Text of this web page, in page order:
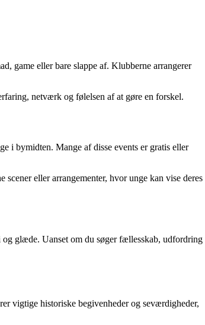
game eller bare slappe af. Klubberne arrangerer
netværk og følelsen af at gøre en forskel.
i bymidten. Mange af disse events er gratis eller
eller arrangementer, hvor unge kan vise deres
glæde. Uanset om du søger fællesskab, udfordring
vigtige historiske begivenheder og seværdigheder,